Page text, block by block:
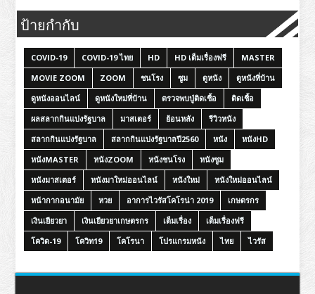
ป้ายกำกับ
COVID-19 COVID-19 ไทย HD HD เต็มเรื่องฟรี
MASTER
MOVIE ZOOM
ZOOM ชนโรง ซูม ดูหนัง
ดูหนังที่บ้าน
ดูหนังออนไลน์
ดูหนังใหม่ที่บ้าน ตรวจพบปู่ติดเชื้อ
ติดเชื้อ
ผลสลากกินแบ่งรัฐบาล
มาสเตอร์ ย้อนหลัง
รีวิวหนัง
สลากกินแบ่งรัฐบาล
สลากกินแบ่งรัฐบาลปี2560 หนัง
หนังHD
หนังMASTER
หนังZOOM หนังชนโรง
หนังซูม
หนังมาสเตอร์
หนังมาใหม่ออนไลน์ หนังใหม่
หนังใหม่ออนไลน์
หน้ากากอนามัย
หวย อาการไวรัสโคโรน่า 2019
เกษตรกร
เงินเยียวยา
เงินเยียวยาเกษตรกร เต็มเรื่อง
เต็มเรื่องฟรี
โควิด-19
โควิท19 โคโรนา โปรแกรมหนัง ไทย ไวรัส